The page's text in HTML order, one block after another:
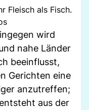
Fleisch als Fisch.
wird
nahe Länder
beeinflusst,
Gerichten eine
anzutreffen;
aus der